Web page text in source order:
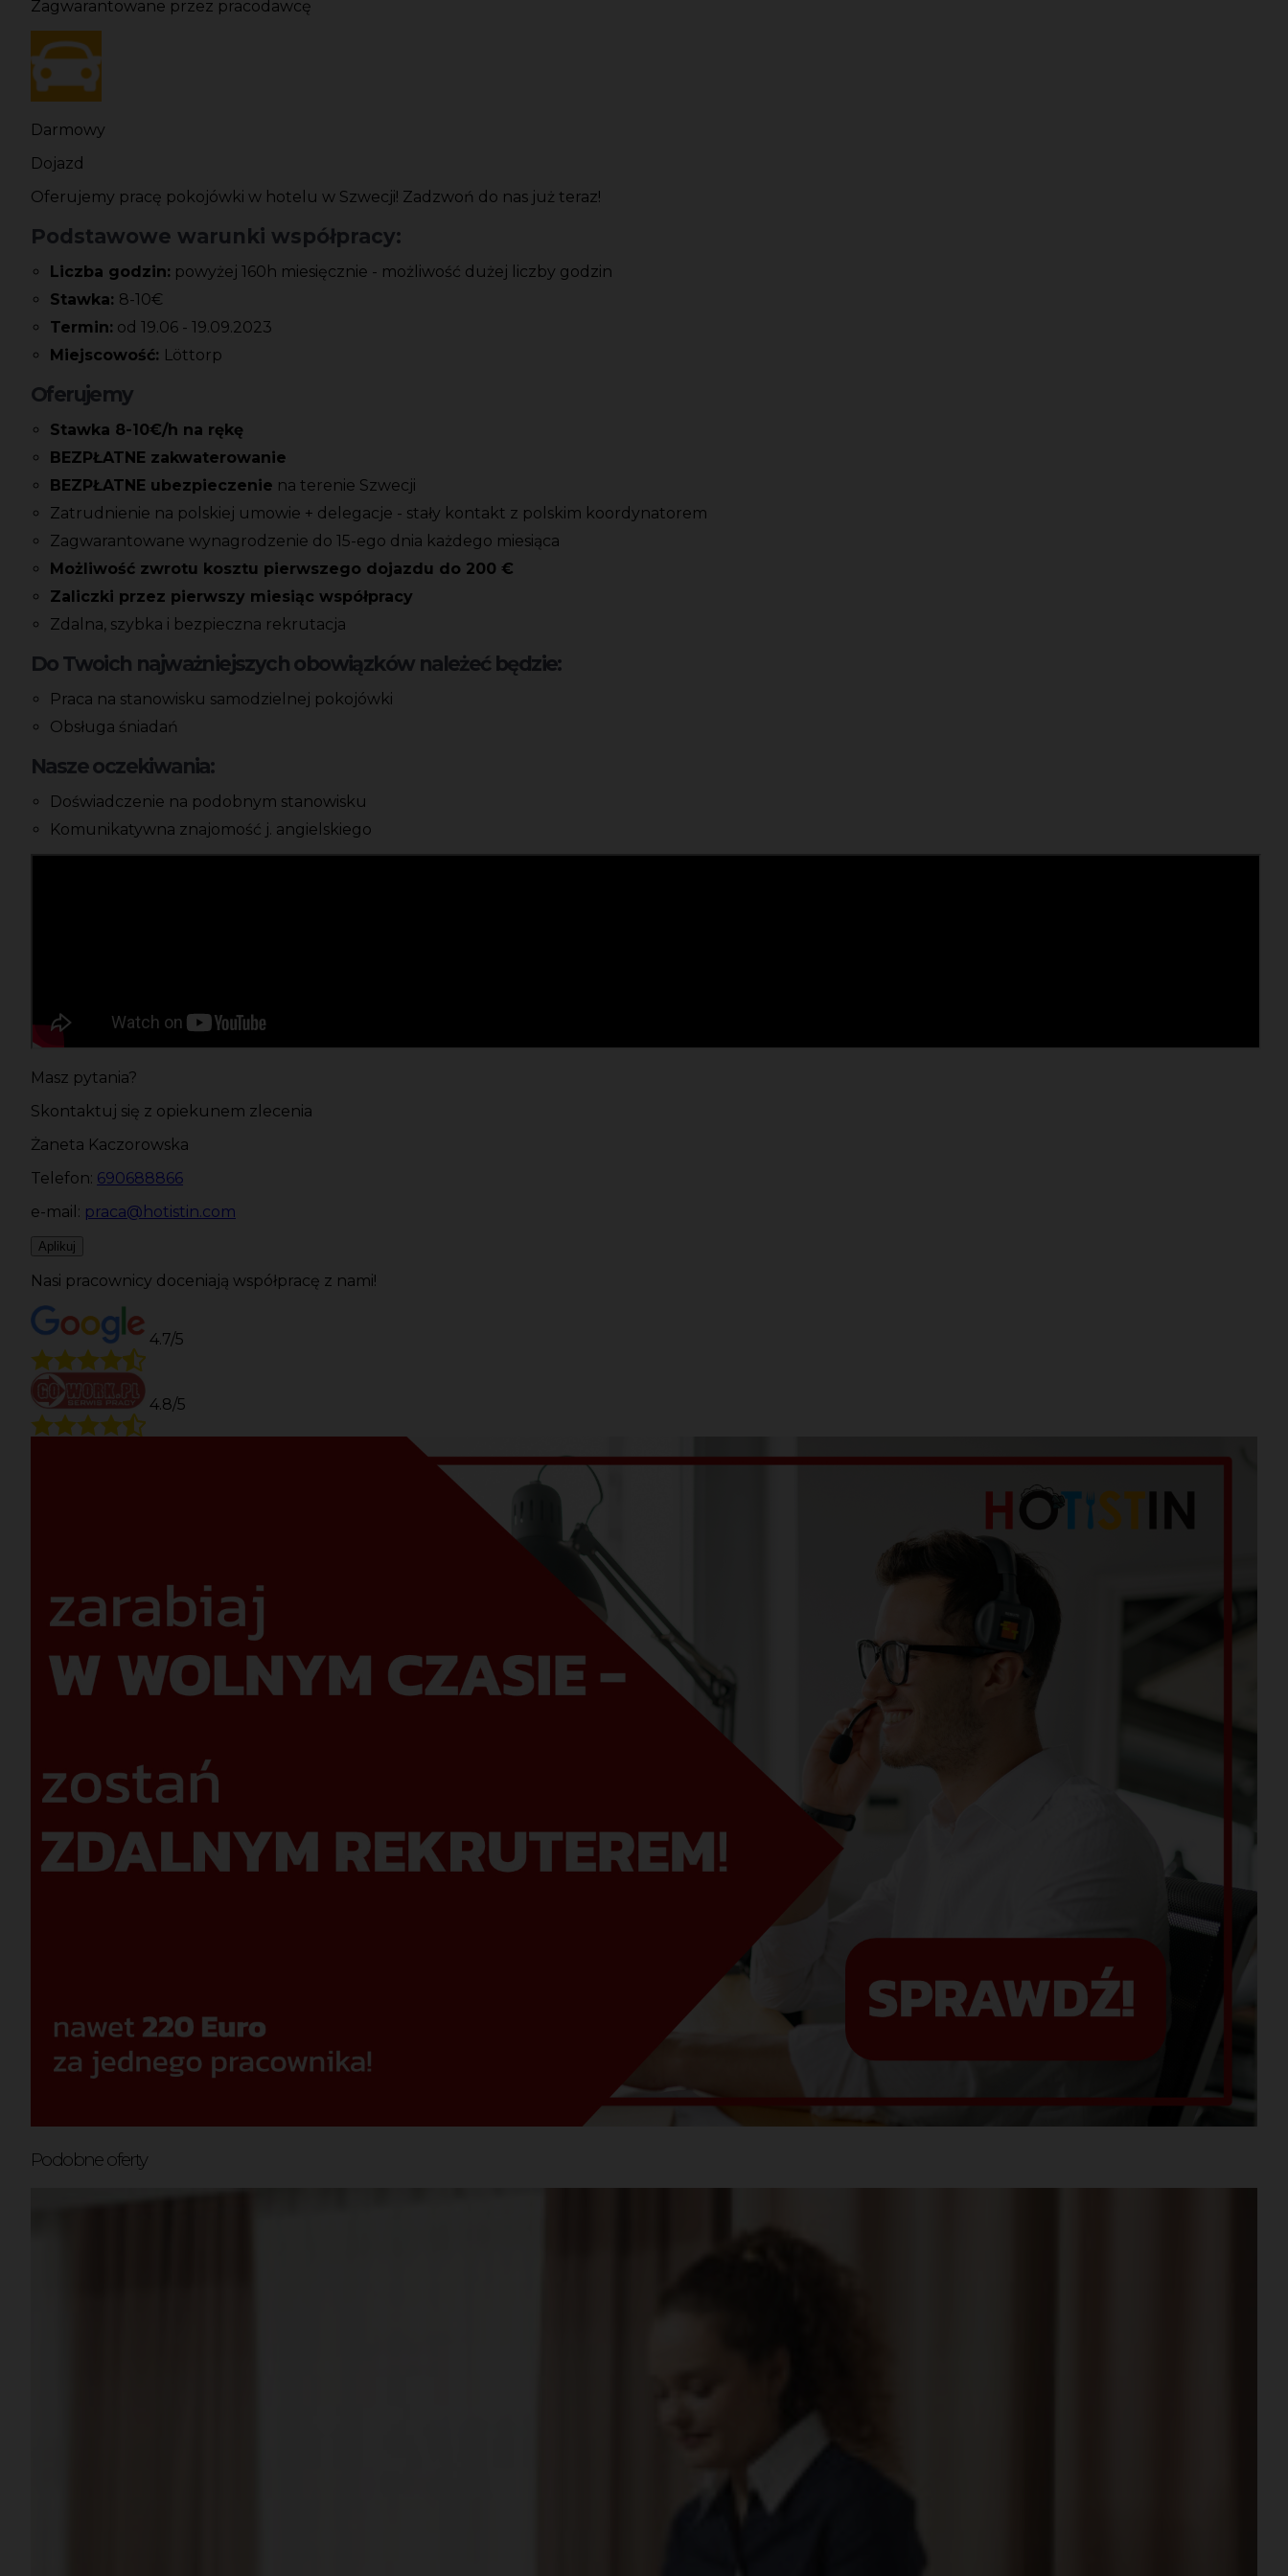
Zagwarantowane przez pracodawcę
Darmowy
Dojazd
Oferujemy pracę pokojówki w hotelu w Szwecji! Zadzwoń do nas już teraz!
Podstawowe warunki współpracy:
Liczba godzin: powyżej 160h miesięcznie - możliwość dużej liczby godzin
Stawka: 8-10€
Termin: od 19.06 - 19.09.2023
Miejscowość: Löttorp
Oferujemy
Stawka 8-10€/h na rękę
BEZPŁATNE zakwaterowanie
BEZPŁATNE ubezpieczenie na terenie Szwecji
Zatrudnienie na polskiej umowie + delegacje - stały kontakt z polskim koordynatorem
Zagwarantowane wynagrodzenie do 15-ego dnia każdego miesiąca
Możliwość zwrotu kosztu pierwszego dojazdu do 200 €
Zaliczki przez pierwszy miesiąc współpracy
Zdalna, szybka i bezpieczna rekrutacja
Do Twoich najważniejszych obowiązków należeć będzie:
Praca na stanowisku samodzielnej pokojówki
Obsługa śniadań
Nasze oczekiwania:
Doświadczenie na podobnym stanowisku
Komunikatywna znajomość j. angielskiego
Masz pytania?
Skontaktuj się z opiekunem zlecenia
Żaneta Kaczorowska
Telefon: 690688866
e-mail: praca@hotistin.com
Aplikuj
Nasi pracownicy doceniają współpracę z nami!
4.7/5
4.8/5
Podobne oferty